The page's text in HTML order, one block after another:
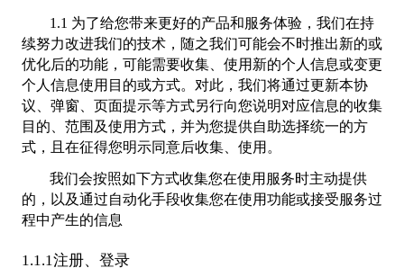
1.1 为了给您带来更好的产品和服务体验，我们在持
续努力改进我们的技术，随之我们可能会不时推出新的或
优化后的功能，可能需要收集、使用新的个人信息或变更
个人信息使用目的或方式。对此，我们将通过更新本协
议、弹窗、页面提示等方式另行向您说明对应信息的收集
目的、范围及使用方式，并为您提供自助选择统一的方
式，且在征得您明示同意后收集、使用。
我们会按照如下方式收集您在使用服务时主动提供
的，以及通过自动化手段收集您在使用功能或接受服务过
程中产生的信息
1.1.1注册、登录